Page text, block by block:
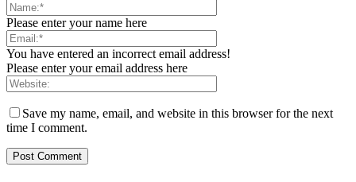
Please enter your name here
You have entered an incorrect email address!
Please enter your email address here
Save my name, email, and website in this browser for the next
time I comment.